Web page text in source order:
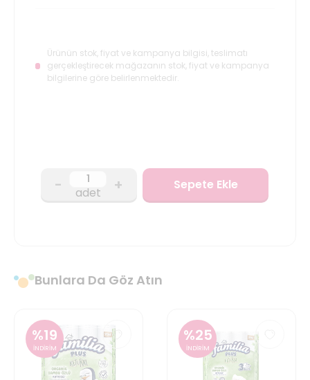
Ürünün stok, fiyat ve kampanya bilgisi, teslimatı
gerçekleştirecek mağazanın stok, fiyat ve kampanya
bilgilerine göre belirlenmektedir.
- adet + Sepete Ekle
Bunlara Da Göz Atın
%19
İNDİRİM
%25
İNDİRİM